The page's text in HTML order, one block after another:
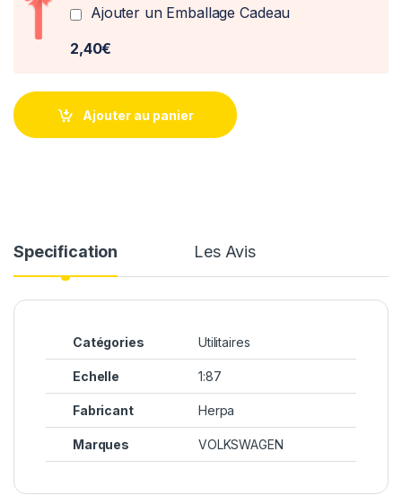
Ajouter un Emballage Cadeau
2,40€
Ajouter au panier
Specification Les Avis
Catégories Utilitaires
Echelle 1:87
Fabricant Herpa
Marques VOLKSWAGEN